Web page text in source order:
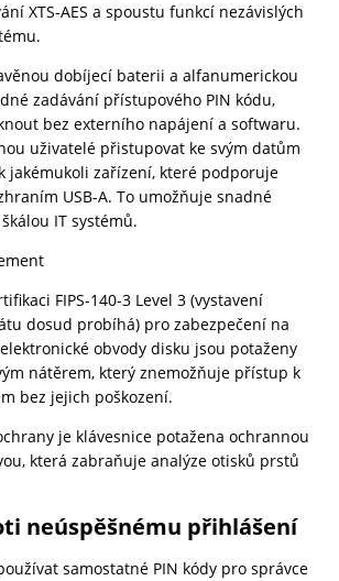
XTS-AES a spoustu funkcí nezávislých
dobíjecí baterii a alfanumerickou
zadávání přístupového PIN kódu,
bez externího napájení a softwaru.
uživatelé přistupovat ke svým datům
jakémukoli zařízení, které podporuje
USB-A. To umožňuje snadné
IT systémů.
FIPS-140-3 Level 3 (vystavení
dosud probíhá) pro zabezpečení na
obvody disku jsou potaženy
nátěrem, který znemožňuje přístup k
bez jejich poškození.
je klávesnice potažena ochrannou
která zabraňuje analýze otisků prstů
neúspěšnému přihlášení
samostatné PIN kódy pro správce